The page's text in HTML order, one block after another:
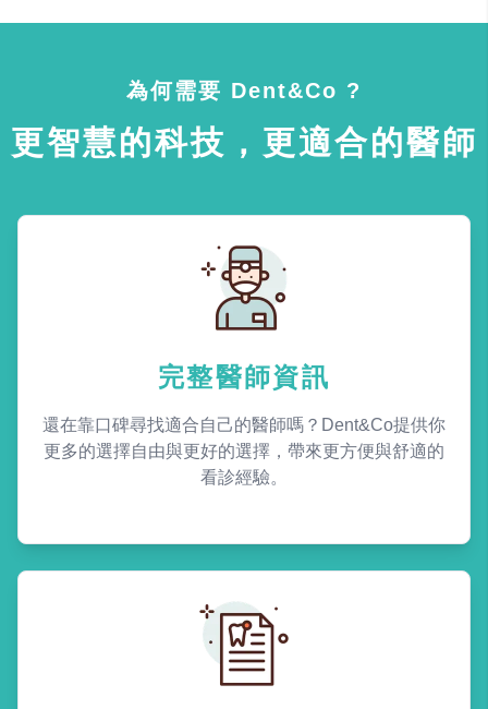
為何需要 Dent&Co ?
更智慧的科技，更適合的醫師
完整醫師資訊
還在靠口碑尋找適合自己的醫師嗎？Dent&Co提供你
更多的選擇自由與更好的選擇，帶來更方便與舒適的
看診經驗。